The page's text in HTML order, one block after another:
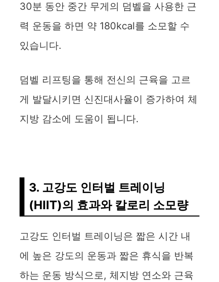
30분 동안 중간 무게의 덤벨을 사용한 근
력 운동을 하면 약 180kcal를 소모할 수
있습니다.
덤벨 리프팅을 통해 전신의 근육을 고르
게 발달시키면 신진대사율이 증가하여 체
지방 감소에 도움이 됩니다.
3. 고강도 인터벌 트레이닝
(HIIT)의 효과와 칼로리 소모량
고강도 인터벌 트레이닝은 짧은 시간 내
에 높은 강도의 운동과 짧은 휴식을 반복
하는 운동 방식으로, 체지방 연소와 근육